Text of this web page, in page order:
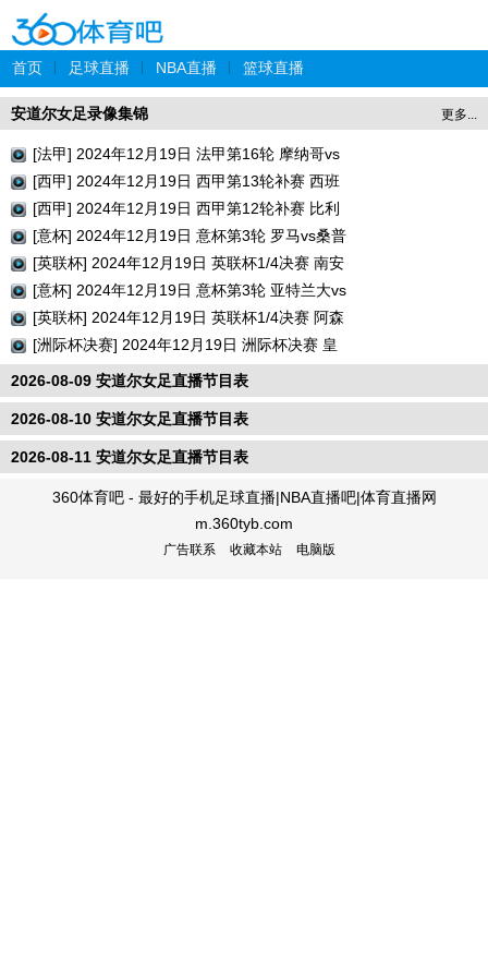
首页 足球直播 NBA直播 篮球直播
更多...
安道尔女足录像集锦
[法甲] 2024年12月19日 法甲第16轮 摩纳哥vs
巴黎圣日耳曼 全场录像回放
[西甲] 2024年12月19日 西甲第13轮补赛 西班
牙人vs瓦伦西亚 全场录像回放
[西甲] 2024年12月19日 西甲第12轮补赛 比利
亚雷亚尔vs巴列卡诺 全场录像回放
[意杯] 2024年12月19日 意杯第3轮 罗马vs桑普
多利亚 全场录像回放
[英联杯] 2024年12月19日 英联杯1/4决赛 南安
普顿vs利物浦 全场录像回放
[意杯] 2024年12月19日 意杯第3轮 亚特兰大vs
切塞纳 全场录像回放
[英联杯] 2024年12月19日 英联杯1/4决赛 阿森
纳vs水晶宫 全场录像回放
[洲际杯决赛] 2024年12月19日 洲际杯决赛 皇
家马德里vs帕丘卡 全场录像回放
2026-08-09 安道尔女足直播节目表
2026-08-10 安道尔女足直播节目表
2026-08-11 安道尔女足直播节目表
360体育吧 - 最好的手机足球直播|NBA直播吧|体育直播网
m.360tyb.com
广告联系 收藏本站 电脑版